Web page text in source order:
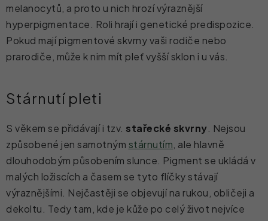
melanocytů, a proto u nich hrozí výraznější
hyperpigmentace. Roli hrají i genetické predispozice.
Pokud mají pigmentové skvrny vaši rodiče nebo
prarodiče, může k nim mít pleť vyšší sklon i u vás.
Stárnutí pleti
S věkem se přidávají i tzv. stařecké skvrny . Nejsou
způsobené jen samotným stárnutím , ale hlavně
dlouhodobým působením slunce. Pigment se ukládá v
malých ložiscích a časem se tyto flíčky stávají
výraznějšími. Nejčastěji se objevují na rukou, obličeji a
dekoltu. Tedy tam, kde je kůže po celý život nejvíce